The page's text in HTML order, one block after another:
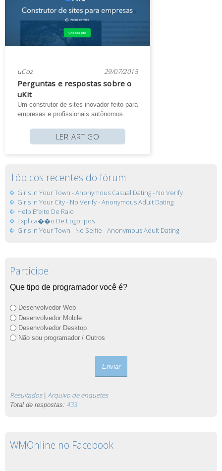
uCoz 29/07/2015
Perguntas e respostas sobre o
uKit
Um construtor de sites inovador feito para
empresas e profissionais autônomos.
LER ARTIGO
Tópicos recentes do fórum
Girls In Your Town - Anonymous Casual Dating - No Verify
Girls In Your City - No Verify - Anonymous Adult Dating
Help Efeito De Raio
Explica��o De Logotipos
Girls In Your Town - No Selfie - Anonymous Adult Dating
Participe
Que tipo de programador você é?
Desenvolvedor Web
Desenvolvedor Mobile
Desenvolvedor Desktop
Não sou programador / Outros
Resultados| Arquivo de enquetes
Total de respostas: 433
WMOnline no Facebook